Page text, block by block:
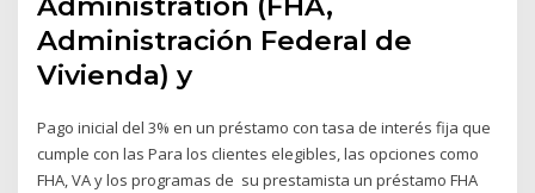
Administración Federal de
Vivienda) y
Pago inicial del 3% en un préstamo con tasa de interés fija que
cumple con las Para los clientes elegibles, las opciones como
FHA, VA y los programas de su prestamista un préstamo FHA